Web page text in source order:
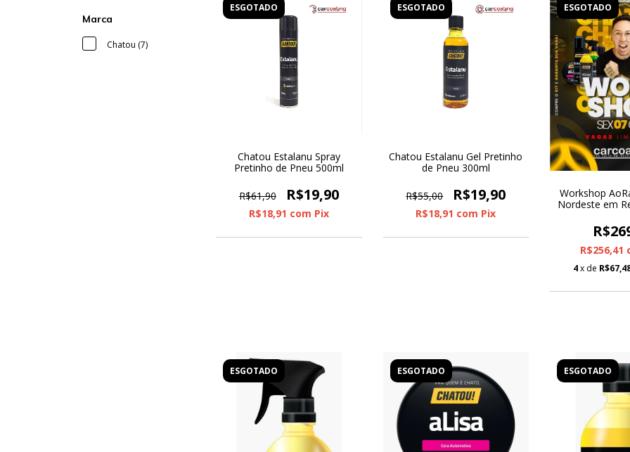
Marca
Chatou (7)
ESGOTADO
Chatou Estalanu Spray
Pretinho de Pneu 500ml
R$61,90 R$19,90
R$18,91 com Pix
ESGOTADO
Chatou Estalanu Gel Pretinho
de Pneu 300ml
R$55,00 R$19,90
R$18,91 com Pix
ESGOTADO
Workshop
Nordeste em
R$256,41
4x de
ESGOTADO ESGOTADO ESGOTADO